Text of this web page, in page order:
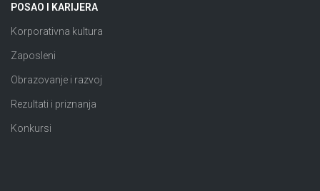
POSAO I KARIJERA
Korporativna kultura
Zaposleni
Obrazovanje i razvoj
Rezultati i priznanja
Konkursi